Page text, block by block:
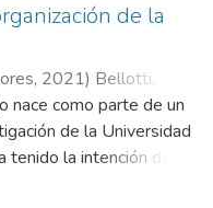
de la
, 2021) Bellotti,
Leonardo;Zuvi,
;Gómez, Valeria
nace como parte de un
de la Universidad
tenido la intención de
prácticas